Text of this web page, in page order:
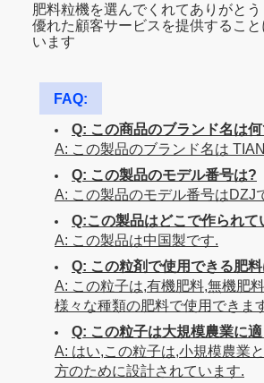
肥料粒機を選んでくれてありがと
優れた顧客サービスを提供するこ
います
FAQ:
Q: この商品のブランド名は
A: この製品のブランド名は
Q: この製品のモデル番号は?
A: この製品のモデル番号はDZJ
Q:この製品はどこで作られて
A: この製品は中国製です.
Q: この粒剤で使用できる肥
A: この粒子は,有機肥料,無機肥
様々な種類の肥料で使用できま
Q: この粒子は大規模農業に
A: はい,この粒子は,小規模農業
方のために設計されています.